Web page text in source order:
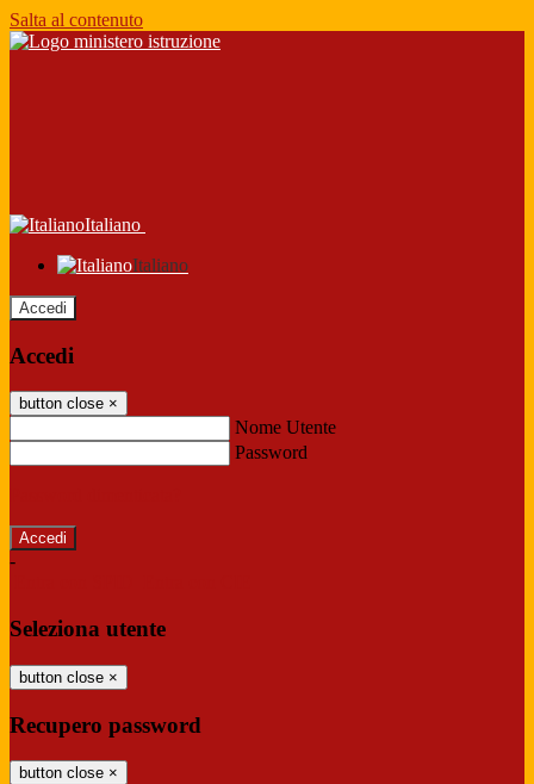
Salta al contenuto
Italiano
Italiano
Accedi
Accedi
button close ×
Nome Utente
Password
-
Seleziona utente
button close ×
Recupero password
button close ×